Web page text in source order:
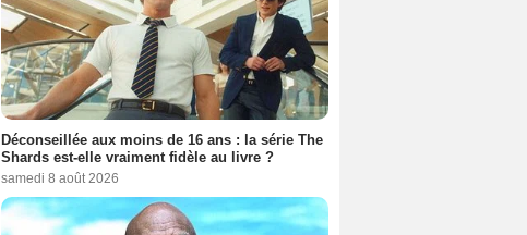
Déconseillée aux moins de 16 ans : la série The
Shards est-elle vraiment fidèle au livre ?
samedi 8 août 2026